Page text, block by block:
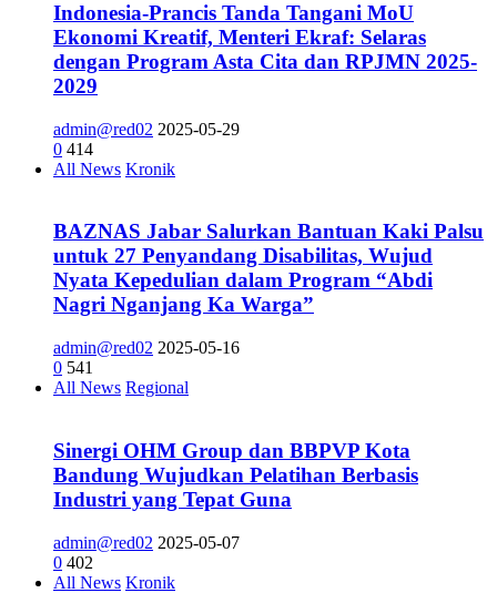
Indonesia-Prancis Tanda Tangani MoU
Ekonomi Kreatif, Menteri Ekraf: Selaras
dengan Program Asta Cita dan RPJMN 2025-
2029
admin@red02 2025-05-29
0 414
All News Kronik
BAZNAS Jabar Salurkan Bantuan Kaki Palsu
untuk 27 Penyandang Disabilitas, Wujud
Nyata Kepedulian dalam Program “Abdi
Nagri Nganjang Ka Warga”
admin@red02 2025-05-16
0 541
All News Regional
Sinergi OHM Group dan BBPVP Kota
Bandung Wujudkan Pelatihan Berbasis
Industri yang Tepat Guna
admin@red02 2025-05-07
0 402
All News Kronik